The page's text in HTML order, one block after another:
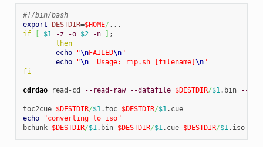
#!/bin/bash
export
DESTDIR=$HOME/
if
$1 -z -o $2 -n
;
then
echo
"\nFAILED\n"
echo
"\n
  Usage: rip.sh [filename]
\n"
fi
cdrdao read-cd --read-raw --datafile $DESTDIR/$1.bin --
toc2cue $DESTDIR/$1.toc $DESTDIR/$1
.cue
echo
"converting to iso"
bchunk $DESTDIR/$1.bin $DESTDIR/$1.cue $DESTDIR/$1.iso